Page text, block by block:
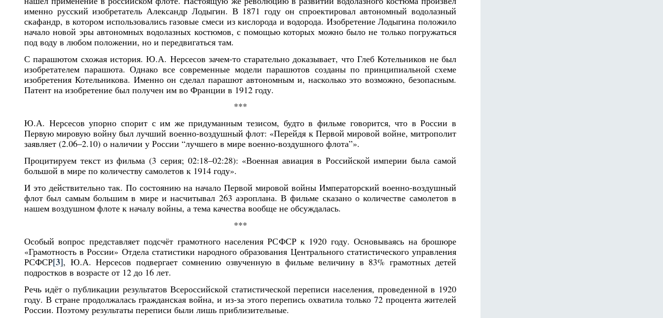
именно русский изобретатель Александр Лодыгин. В 1871 году он спроектировал автономный водолазный
скафандр, в котором использовались газовые смеси из кислорода и водорода. Изобретение Лодыгина положило
начало новой эры автономных водолазных костюмов, с помощью которых можно было не только погружаться
под воду в любом положении, но и передвигаться там.
С парашютом схожая история. Ю.А. Нерсесов зачем-то старательно доказывает, что Глеб Котельников не был
изобретателем парашюта. Однако все современные модели парашютов созданы по принципиальной схеме
изобретения Котельникова. Именно он сделал парашют автономным и, насколько это возможно, безопасным.
Патент на изобретение был получен им во Франции в 1912 году.
***
Ю.А. Нерсесов упорно спорит с им же придуманным тезисом, будто в фильме говорится, что в России в
Первую мировую войну был лучший военно-воздушный флот: «Перейдя к Первой мировой войне, митрополит
заявляет (2.06–2.10) о наличии у России “лучшего в мире военно-воздушного флота”».
Процитируем текст из фильма (3 серия; 02:18–02:28): «Военная авиация в Российской империи была самой
большой в мире по количеству самолетов к 1914 году».
И это действительно так. По состоянию на начало Первой мировой войны Императорский военно-воздушный
флот был самым большим в мире и насчитывал 263 аэроплана. В фильме сказано о количестве самолетов в
нашем воздушном флоте к началу войны, а тема качества вообще не обсуждалась.
***
Особый вопрос представляет подсчёт грамотного населения РСФСР к 1920 году. Основываясь на брошюре
«Грамотность в России» Отдела статистики народного образования Центрального статистического управления
РСФСР[3], Ю.А. Нерсесов подвергает сомнению озвученную в фильме величину в 83% грамотных детей
подростков в возрасте от 12 до 16 лет.
Речь идёт о публикации результатов Всероссийской статистической переписи населения, проведенной в 1920
году. В стране продолжалась гражданская война, и из-за этого перепись охватила только 72 процента жителей
России. Поэтому результаты переписи были лишь приблизительные.